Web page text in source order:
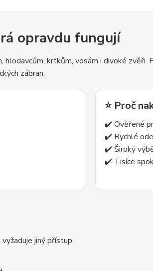
opravdu fungují
krtkům, vosám i divoké zvěři.
zábran.
⭐ Proč
✔️ Ověřené
✔️ Rychlé
✔️ Široký
✔️ Tisíce
jiný přístup.